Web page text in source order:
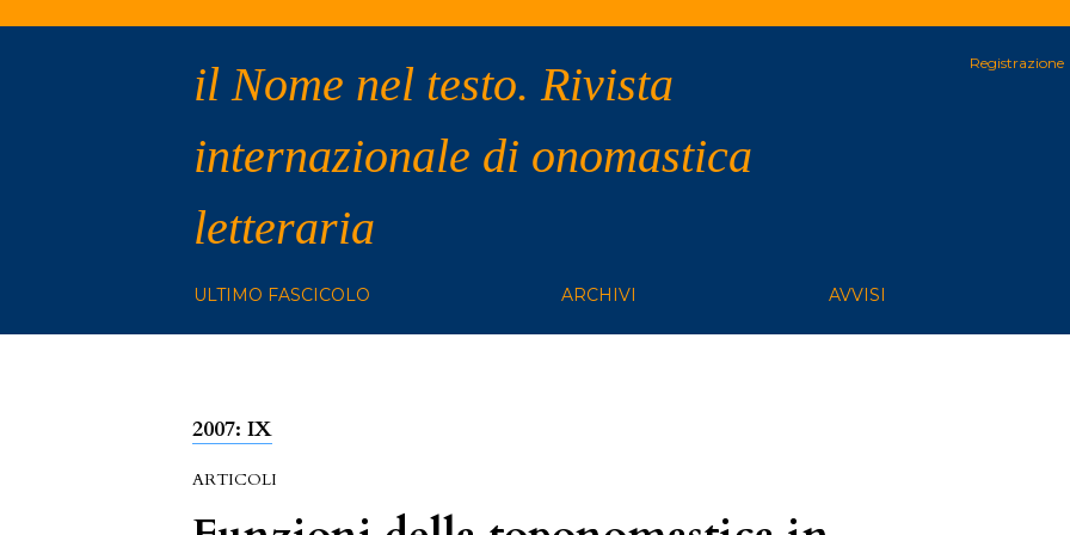
il Nome nel testo. Rivista
internazionale di onomastica
letteraria
Registrazione
ULTIMO FASCICOLO ARCHIVI AVVISI
2007: IX
ARTICOLI